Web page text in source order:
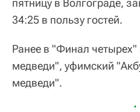
пятницу в Волгограде,
34:25 в пользу гостей.
Ранее в "Финал
медведи", уфимский
медведи".